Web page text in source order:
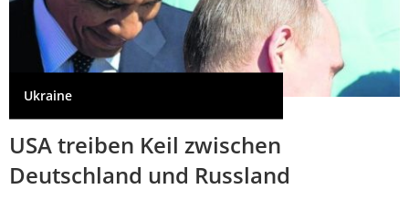
Ukraine
USA treiben Keil zwischen
Deutschland und Russland